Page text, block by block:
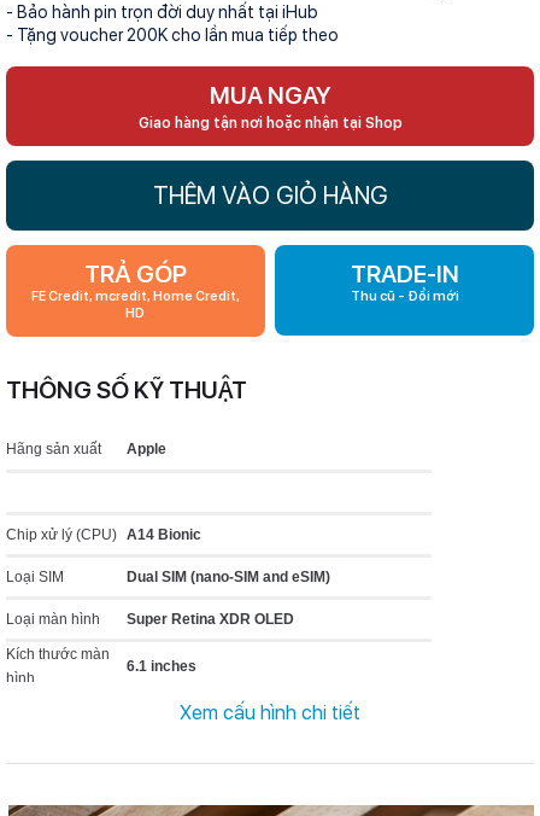
- Bảo hành pin trọn đời duy nhất tại iHub
- Tặng voucher 200K cho lần mua tiếp theo
MUA NGAY
Giao hàng tận nơi hoặc nhận tại Shop
THÊM VÀO GIỎ HÀNG
TRẢ GÓP
FE Credit, mcredit, Home Credit,
HD
TRADE-IN
Thu cũ - Đổi mới
THÔNG SỐ KỸ THUẬT
Hãng sản xuất Apple
Chip xử lý (CPU) A14 Bionic
Loại SIM Dual SIM (nano‑SIM and eSIM)
Loại màn hình Super Retina XDR OLED
Kích thước màn
hình
6.1 inches
1170 x 2532 pixels
Hệ điều hành iOS
iOS 14
Xem cấu hình chi tiết